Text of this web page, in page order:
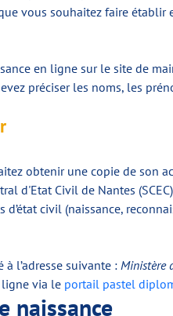
que vous souhaitez faire
en ligne sur le site de
préciser les noms, les
obtenir une copie de son
d'Etat Civil de Nantes
d’état civil (naissance,
l’adresse suivante : Ministère
ligne via le portail pastel
naissance